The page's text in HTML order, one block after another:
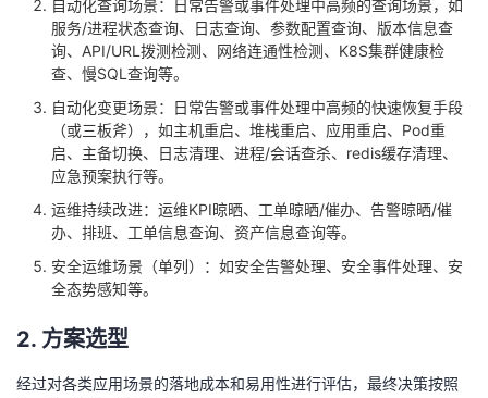
自动化查询场景：日常告警或事件处理中高频的查询场景，如
服务/进程状态查询、日志查询、参数配置查询、版本信息查
询、API/URL拨测检测、网络连通性检测、K8S集群健康检
查、慢SQL查询等。
自动化变更场景：日常告警或事件处理中高频的快速恢复手段
（或三板斧），如主机重启、堆栈重启、应用重启、Pod重
启、主备切换、日志清理、进程/会话查杀、redis缓存清理、
应急预案执行等。
运维持续改进：运维KPI晾晒、工单晾晒/催办、告警晾晒/催
办、排班、工单信息查询、资产信息查询等。
安全运维场景（单列）：如安全告警处理、安全事件处理、安
全态势感知等。
2. 方案选型
经过对各类应用场景的落地成本和易用性进行评估，最终决策按照